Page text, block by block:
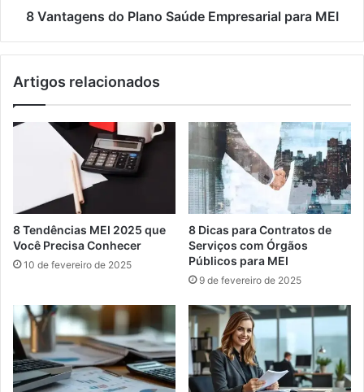
8 Vantagens do Plano Saúde Empresarial para MEI
Artigos relacionados
8 Tendências MEI 2025 que
Você Precisa Conhecer
10 de fevereiro de 2025
8 Dicas para Contratos de
Serviços com Órgãos
Públicos para MEI
9 de fevereiro de 2025